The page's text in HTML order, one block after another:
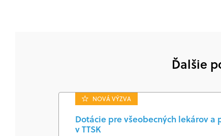
Ďalšie
NOVÁ VÝZVA
Dotácie pre všeobecných lekárov
v TTSK